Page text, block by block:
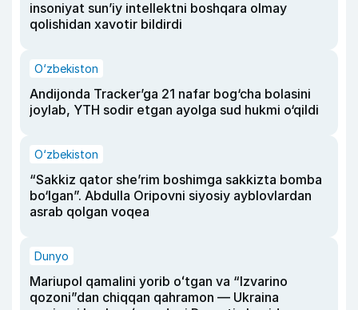
insoniyat sun’iy intellektni boshqara olmay
qolishidan xavotir bildirdi
O‘zbekiston
Andijonda Tracker’ga 21 nafar bog‘cha bolasini
joylab, YTH sodir etgan ayolga sud hukmi o‘qildi
O‘zbekiston
“Sakkiz qator she’rim boshimga sakkizta bomba
bo‘lgan”. Abdulla Oripovni siyosiy ayblovlardan
asrab qolgan voqea
Dunyo
Mariupol qamalini yorib oʻtgan va “Izvarino
qozoni”dan chiqqan qahramon — Ukraina